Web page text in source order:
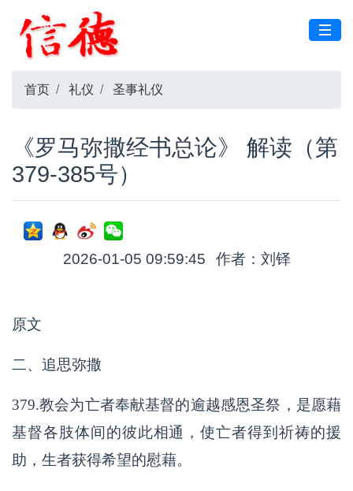
首页 礼仪 圣事礼仪
《罗马弥撒经书总论》 解读（第
379-385号）
2026-01-05 09:59:45 作者：刘铎
原文
二、追思弥撒
379.教会为亡者奉献基督的逾越感恩圣祭，是愿藉
基督各肢体间的彼此相通，使亡者得到祈祷的援
助，生者获得希望的慰藉。